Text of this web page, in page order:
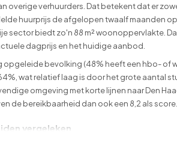
overige verhuurders. Dat betekent dat er
huurprijs de afgelopen twaalf maanden
sector biedt zo'n 88 m² woonoppervlakte.
dagprijs en het huidige aanbod.
bevolking (48% heeft een hbo- of
wat relatief laag is door het grote aantal
omgeving met korte lijnen naar Den
de bereikbaarheid dan ook een 8,2 als score.
vergeleken
sfeer, prijsniveau en type bewoner.